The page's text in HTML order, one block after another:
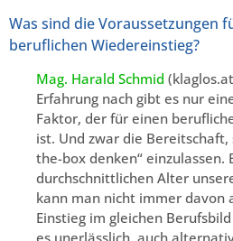
Was sind die Voraussetzungen
beruflichen Wiedereinstieg?
Mag. Harald Schmid
Erfahrung nach gibt es nur
Faktor, der für einen
ist. Und zwar die
the-box denken“ einzulassen.
durchschnittlichen Alter
kann man nicht immer davon
Einstieg im gleichen